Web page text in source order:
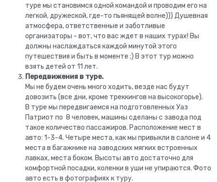
туре мы становимся одной командой и проводим его на
легкой, дружеской, где-то пьянящей волне))) Душевная
атмосфера, ответственные и заботливые
организаторы - вот, что вас ждет в наших турах! Вы
должны наслаждаться каждой минутой этого
путешествия и быть в моменте ;) В этот тур можно
взять детей от 11 лет.
Передвижения в туре.
Мы не будем очень много ходить, везде нас будут
довозить (все дни, кроме треккингов на высокогорье).
В туре мы передвигаемся на подготовленных Уаз
Патриот по 8 человек, машины сделаны с завода под
такое количество пассажиров. Расположение мест в
авто: 1-3-4. Четыре места, как мы привыкли в салоне и 4
места в багажнике на заводских мягких встроенных
лавках, места боком. Высоты авто достаточно для
комфортной посадки, коленки в уши не упираются. Фото
авто есть в фотографиях к туру.